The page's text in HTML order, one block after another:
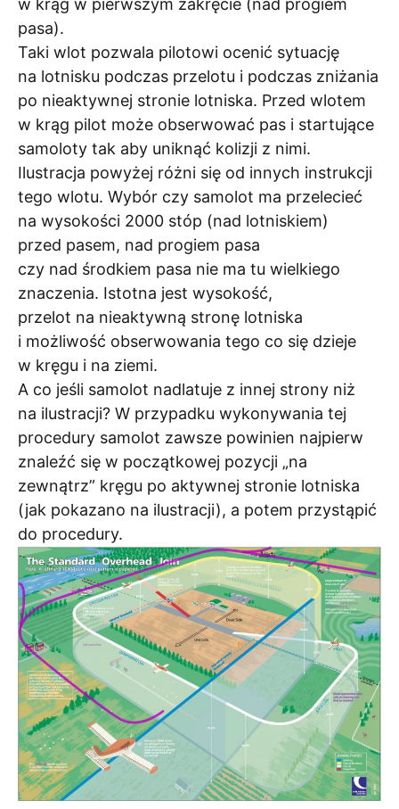
w krąg w pierwszym zakręcie (nad progiem
pasa).
Taki wlot pozwala pilotowi ocenić sytuację
na lotnisku podczas przelotu i podczas zniżania
po nieaktywnej stronie lotniska. Przed wlotem
w krąg pilot może obserwować pas i startujące
samoloty tak aby uniknąć kolizji z nimi.
Ilustracja powyżej różni się od innych instrukcji
tego wlotu. Wybór czy samolot ma przelecieć
na wysokości 2000 stóp (nad lotniskiem)
przed pasem, nad progiem pasa
czy nad środkiem pasa nie ma tu wielkiego
znaczenia. Istotna jest wysokość,
przelot na nieaktywną stronę lotniska
i możliwość obserwowania tego co się dzieje
w kręgu i na ziemi.
A co jeśli samolot nadlatuje z innej strony niż
na ilustracji? W przypadku wykonywania tej
procedury samolot zawsze powinien najpierw
znaleźć się w początkowej pozycji „na
zewnątrz” kręgu po aktywnej stronie lotniska
(jak pokazano na ilustracji), a potem przystąpić
do procedury.